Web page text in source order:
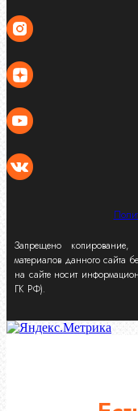
Запрещено копирование,
материалов данного сайта
на сайте носит
ГК РФ).